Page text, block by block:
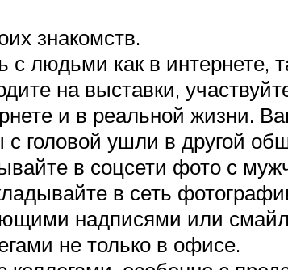
знакомств.
людьми как в интернете,
на выставки,
и в реальной жизни.
головой ушли в другой
в соцсети фото с
в сеть
надписями или
не только в офисе.